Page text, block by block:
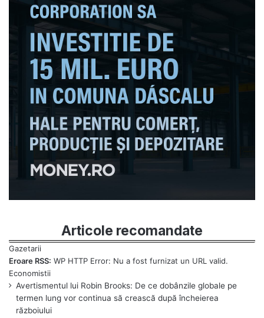
Articole recomandate
Eroare RSS: WP HTTP Error: Nu a fost furnizat un URL valid.
Avertismentul lui Robin Brooks: De ce dobânzile globale pe
termen lung vor continua să crească după încheierea
războiului